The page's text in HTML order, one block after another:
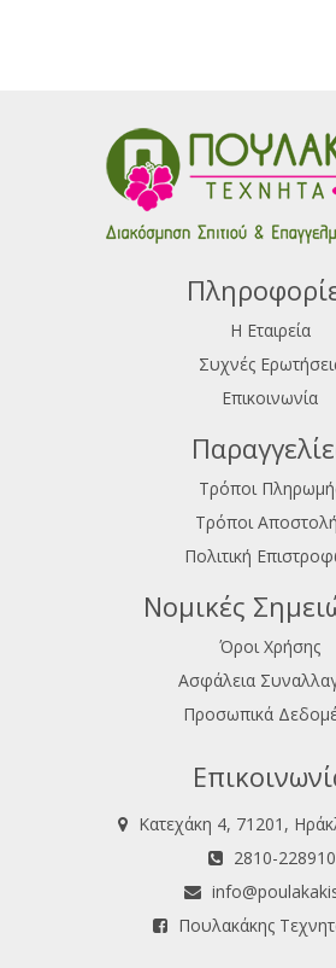
Η Εταιρεία
Συχνές
Επικοινωνία
Τρόποι
Τρόποι
Πολιτική
Νομικές
Όροι Χρήσης
Ασφάλεια
Προσωπικά
Κατεχάκη 4, 71201,
2810-228910
Πουλακάκης